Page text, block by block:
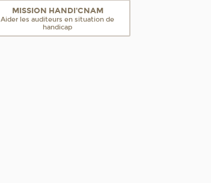
MISSION HANDI'CNAM
Aider les auditeurs en situation de
handicap